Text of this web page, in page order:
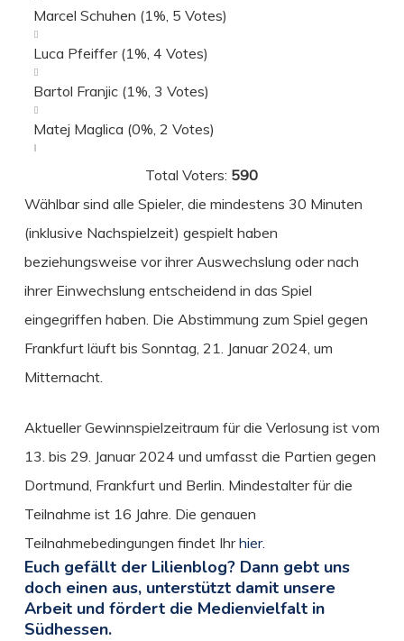
Marcel Schuhen (1%, 5 Votes)
Luca Pfeiffer (1%, 4 Votes)
Bartol Franjic (1%, 3 Votes)
Matej Maglica (0%, 2 Votes)
Total Voters: 590
Wählbar sind alle Spieler, die mindestens 30 Minuten
(inklusive Nachspielzeit) gespielt haben
beziehungsweise vor ihrer Auswechslung oder nach
ihrer Einwechslung entscheidend in das Spiel
eingegriffen haben. Die Abstimmung zum Spiel gegen
Frankfurt läuft bis Sonntag, 21. Januar 2024, um
Mitternacht.
Aktueller Gewinnspielzeitraum für die Verlosung ist vom
13. bis 29. Januar 2024 und umfasst die Partien gegen
Dortmund, Frankfurt und Berlin. Mindestalter für die
Teilnahme ist 16 Jahre. Die genauen
Teilnahmebedingungen findet Ihrhier.
Euch gefällt der Lilienblog? Dann gebt uns
doch einen aus, unterstützt damit unsere
Arbeit und fördert die Medienvielfalt in
Südhessen.